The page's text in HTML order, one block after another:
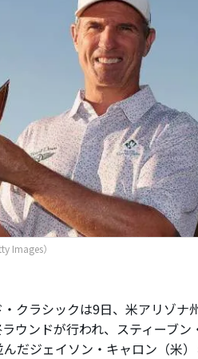
Images）
クラシックは9日、米アリゾナ
ウンドが行われ、スティーブン
だジェイソン・キャロン（米